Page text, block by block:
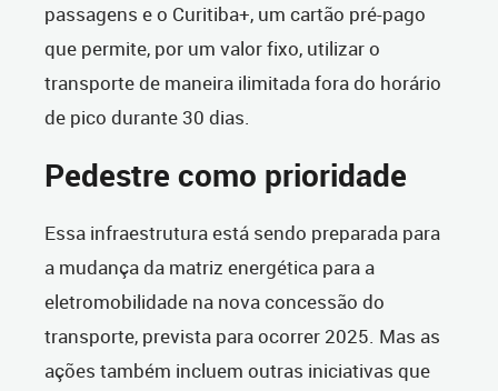
passagens e o Curitiba+, um cartão pré-pago
que permite, por um valor fixo, utilizar o
transporte de maneira ilimitada fora do horário
de pico durante 30 dias.
Pedestre como prioridade
Essa infraestrutura está sendo preparada para
a mudança da matriz energética para a
eletromobilidade na nova concessão do
transporte, prevista para ocorrer 2025. Mas as
ações também incluem outras iniciativas que